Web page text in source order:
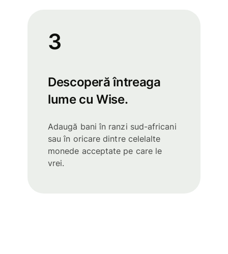
3
Descoperă întreaga
lume cu Wise.
Adaugă bani în ranzi sud-africani
sau în oricare dintre celelalte
monede acceptate pe care le
vrei.